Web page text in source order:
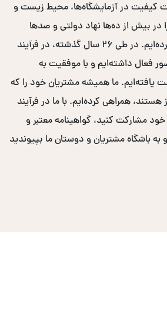
کیفیت در آزمایشگاه‌ها، محیط زیست و
در بیش از ده‌ها نهاد دولتی و صدها
سازمان خصوصی برگزار کرده‌ایم. در طی ۲۶ سال گذشته، در فرآیند
فعال داشته‌ایم و با موفقیت به
ما همیشه مشتریان خود را که
هستند، همراهی کرده‌ایم. با ما در فرآیند
مشارکت کنید، گواهینامه معتبر و
به باشگاه مشتریان و دوستان ما بپیوندید